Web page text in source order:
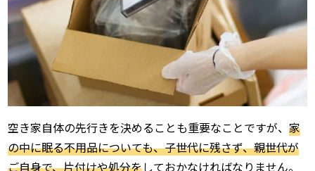
空き家自体の先行きを決めることも重要なことですが、家
の中に眠る不用品についても、子世代に残さず、親世代が
ご自身で、片付けや処分をしておかなければなりません。